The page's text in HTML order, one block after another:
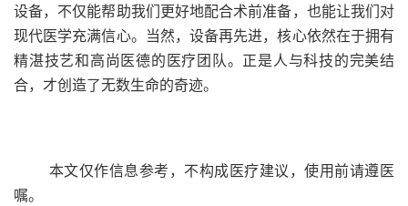
设备，不仅能帮助我们更好地配合术前准备，也能让我们对
现代医学充满信心。当然，设备再先进，核心依然在于拥有
精湛技艺和高尚医德的医疗团队。正是人与科技的完美结
合，才创造了无数生命的奇迹。
本文仅作信息参考，不构成医疗建议，使用前请遵医
嘱。